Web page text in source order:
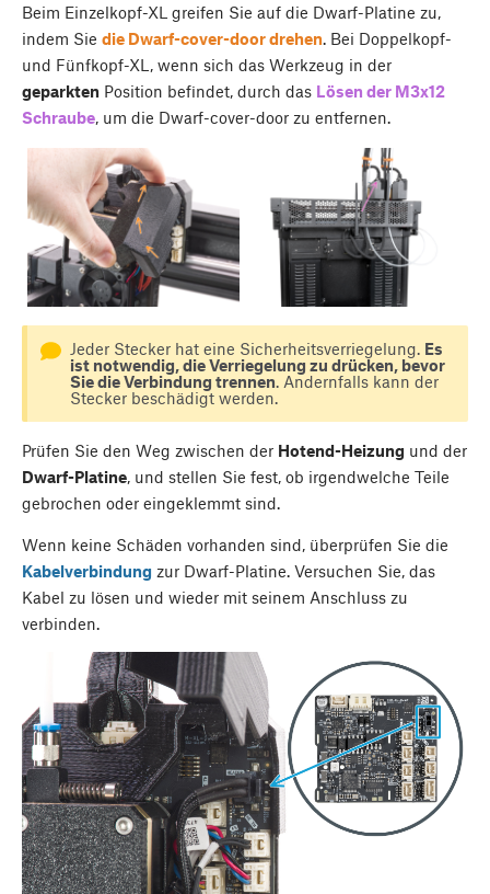
Beim Einzelkopf-XL greifen Sie auf die Dwarf-Platine zu,
indem Sie die Dwarf-cover-door drehen. Bei Doppelkopf-
und Fünfkopf-XL, wenn sich das Werkzeug in der
geparkten Position befindet, durch das Lösen der M3x12
Schraube, um die Dwarf-cover-door zu entfernen.
Jeder Stecker hat eine Sicherheitsverriegelung. Es
ist notwendig, die Verriegelung zu drücken, bevor
Sie die Verbindung trennen. Andernfalls kann der
Stecker beschädigt werden.
Prüfen Sie den Weg zwischen der Hotend-Heizung und der
Dwarf-Platine, und stellen Sie fest, ob irgendwelche Teile
gebrochen oder eingeklemmt sind.
Wenn keine Schäden vorhanden sind, überprüfen Sie die
Kabelverbindung zur Dwarf-Platine. Versuchen Sie, das
Kabel zu lösen und wieder mit seinem Anschluss zu
verbinden.